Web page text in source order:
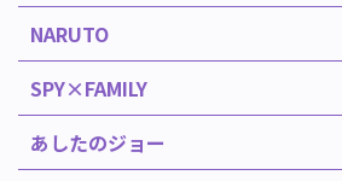
NARUTO
SPY×FAMILY
あしたのジョー